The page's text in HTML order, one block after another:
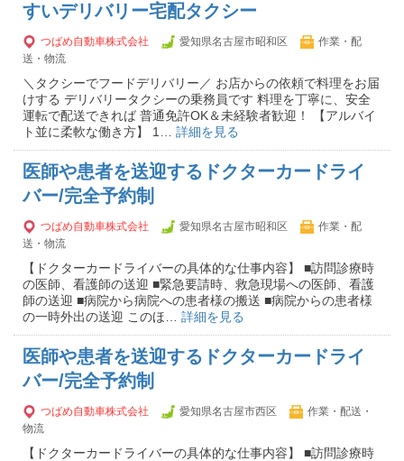
すいデリバリー宅配タクシー
つばめ自動車株式会社 愛知県名古屋市昭和区
作業・配
送・物流
＼タクシーでフードデリバリー／ お店からの依頼で料理をお届
けする デリバリータクシーの乗務員です 料理を丁寧に、安全
運転で配送できれば 普通免許OK＆未経験者歓迎！ 【アルバイ
ト並に柔軟な働き方】 1… 詳細を見る
医師や患者を送迎するドクターカードライ
バー/完全予約制
つばめ自動車株式会社 愛知県名古屋市昭和区
作業・配
送・物流
【ドクターカードライバーの具体的な仕事内容】 ■訪問診療時
の医師、看護師の送迎 ■緊急要請時、救急現場への医師、看護
師の送迎 ■病院から病院への患者様の搬送 ■病院からの患者様
の一時外出の送迎 このほ… 詳細を見る
医師や患者を送迎するドクターカードライ
バー/完全予約制
つばめ自動車株式会社 愛知県名古屋市西区
作業・配送・
物流
【ドクターカードライバーの具体的な仕事内容】 ■訪問診療時